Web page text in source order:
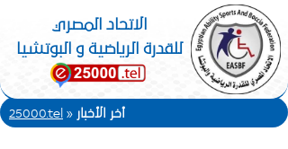
الاتحاد المصري
للقدرة الرياضية و البوتشيا
25000.tel » أخر الأخبار